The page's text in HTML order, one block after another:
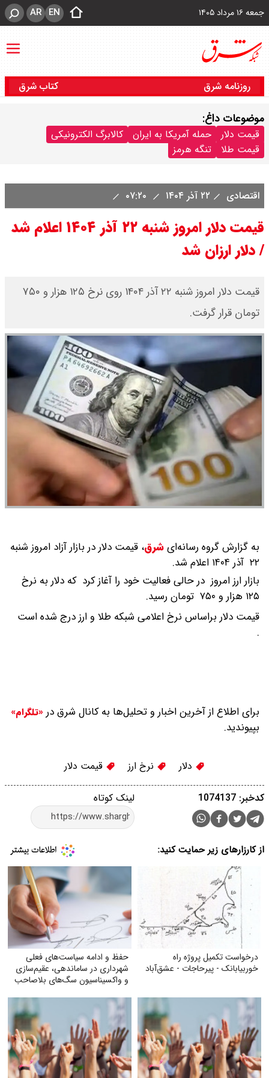
جمعه ۱۶ مرداد ۱۴۰۵ EN
AR
روزنامه شرق کتاب شرق
موضوعات داغ:
قیمت دلار حمله آمریکا به ایران
کالابرگ الکترونیکی
قیمت طلا
تنگه هرمز
اقتصادی ۲۲ آذر ۱۴۰۴
قیمت دلار امروز شنبه ۲۲ آذر ۱۴۰۴ اعلام شد
/ دلار ارزان شد
قیمت دلار امروز شنبه ۲۲ آذر ۱۴۰۴ روی نرخ ۱۲۵ هزار و ۷۵۰
تومان قرار گرفت.
به گزارش گروه رسانه‌ایشرق، قیمت دلار در بازار آزاد امروز شنبه
۲۲ آذر ۱۴۰۴ اعلام شد.
بازار ارز امروز در حالی فعالیت خود را آغاز کرد که دلار به نرخ
۱۲۵ هزار و ۷۵۰ تومان رسید.
قیمت دلار براساس نرخ اعلامی شبکه طلا و ارز درج شده است
.
برای اطلاع از آخرین اخبار و تحلیل‌ها به کانال شرق در «تلگرام»
بپیوندید.
دلار نرخ ارز قیمت دلار
لینک کوتاه کدخبر: 1074137
از کارزارهای زیر حمایت کنید:
درخواست تکمیل پروژه راه
خوربیابانک - پیرحاجات - عشق‌آباد
حفظ و ادامه سیاست‌های فعلی
شهرداری در ساماندهی، عقیم‌سازی
و واکسیناسیون سگ‌های بلاصاحب